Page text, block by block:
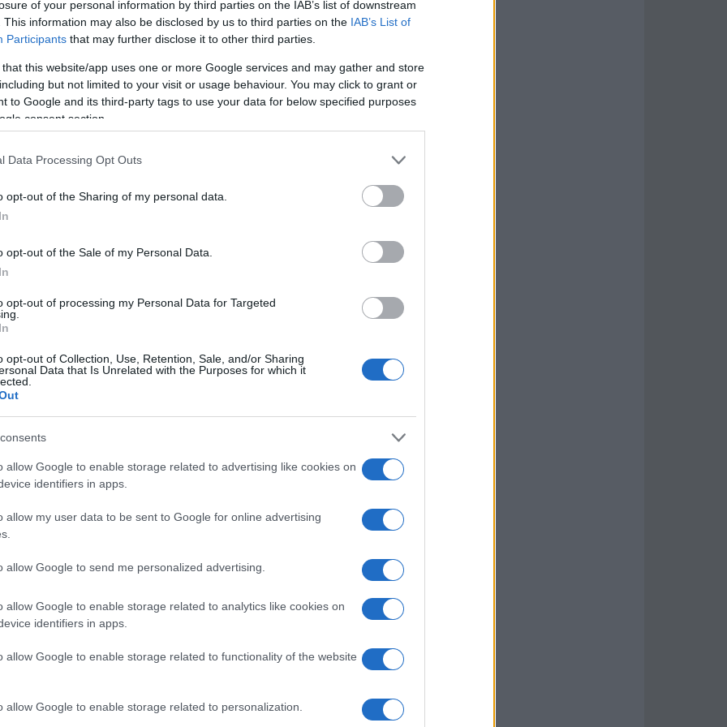
of your personal information by third parties on the IAB’s list of downstream
This information may also be disclosed by us to third parties on the IAB’s List of
Participants that may further disclose it to other third parties.
that this website/app uses one or more Google services and may gather and store
but not limited to your visit or usage behaviour. You may click to grant or
to Google and its third-party tags to use your data for below specified purposes
consent section.
Data Processing Opt Outs
opt-out of the Sharing of my personal data.
opt-out of the Sale of my Personal Data.
opt-out of processing my Personal Data for Targeted
opt-out of Collection, Use, Retention, Sale, and/or Sharing
Data that Is Unrelated with the Purposes for which it
allow Google to enable storage related to advertising like cookies on
identifiers in apps.
allow my user data to be sent to Google for online advertising
allow Google to send me personalized advertising.
allow Google to enable storage related to analytics like cookies on
identifiers in apps.
allow Google to enable storage related to functionality of the website
allow Google to enable storage related to personalization.
questo tipo di viaggio c’èGrenoblecittà
Maurienne e il massiccio del Vercors.
è una città universitaria e vivace dove la
e da cui si snodano itinerari protetti
Da qui il paesaggio muta rapidamente,
prealpine alle salite d’alta quota.
Galibier e Croix de Fer
del ciclismo spiccano il
d’Huez. L’Alpe d’Huez è celebre per i suoi
grande giro nel
significa sfidare una rampa intrisa di
ripaga per la vista, ma la sensazione di
rimane il motivo principale della